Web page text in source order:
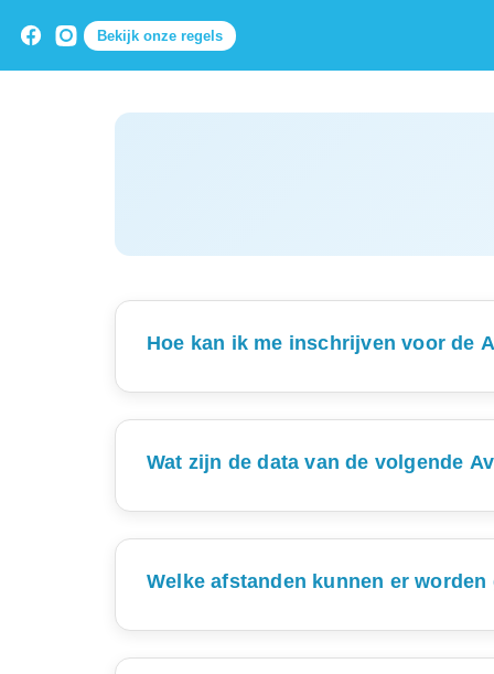
Bekijk onze regels
Hoe kan ik me inschrijven voor de
Dit jaar verliep de reguliere inschrijving
Avond4Daagse. Mocht je dus nog last-
Wat zijn de data van de volgende
De
Welke afstanden kunnen er worden
Er kan worden gekozen uit